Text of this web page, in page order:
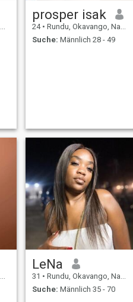
prosper isak
24 • Rundu, Okavango, Namibia
Suche: Männlich 28 - 49
LeNa
31 • Rundu, Okavango, Namibia
Suche: Männlich 35 - 70